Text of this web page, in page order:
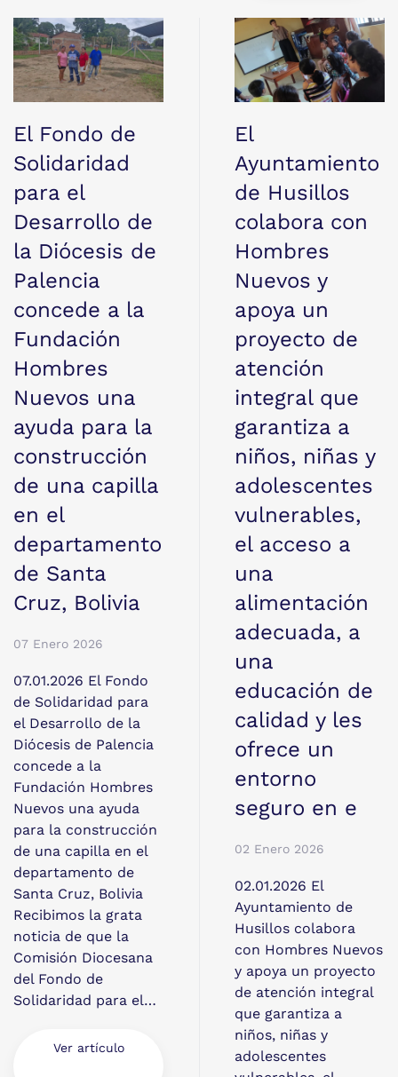
El Fondo de
Solidaridad
para el
Desarrollo de
la Diócesis de
Palencia
concede a la
Fundación
Hombres
Nuevos una
ayuda para la
construcción
de una capilla
en el
departamento
de Santa
Cruz, Bolivia
07 Enero 2026
07.01.2026 El Fondo
de Solidaridad para
el Desarrollo de la
Diócesis de Palencia
concede a la
Fundación Hombres
Nuevos una ayuda
para la construcción
de una capilla en el
departamento de
Santa Cruz, Bolivia
Recibimos la grata
noticia de que la
Comisión Diocesana
del Fondo de
Solidaridad para el…
Ver artículo
El
Ayuntamiento
de Husillos
colabora con
Hombres
Nuevos y
apoya un
proyecto de
atención
integral que
garantiza a
niños, niñas y
adolescentes
vulnerables,
el acceso a
una
alimentación
adecuada, a
una
educación de
calidad y les
ofrece un
entorno
seguro en e
02 Enero 2026
02.01.2026 El
Ayuntamiento de
Husillos colabora
con Hombres Nuevos
y apoya un proyecto
de atención integral
que garantiza a
niños, niñas y
adolescentes